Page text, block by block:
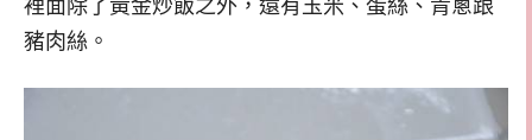
裡面除了黃金炒飯之外，還有玉米、蛋絲、青蔥跟
豬肉絲。